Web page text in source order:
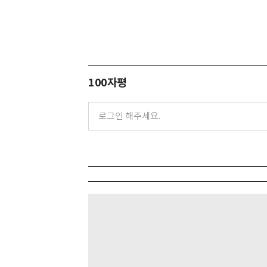
100자평